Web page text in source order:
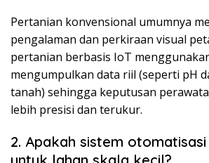
Pertanian konvensional umumnya
pengalaman dan perkiraan visual
pertanian berbasis IoT
mengumpulkan data riil (seperti pH
tanah) sehingga keputusan
lebih presisi dan terukur.
2. Apakah sistem